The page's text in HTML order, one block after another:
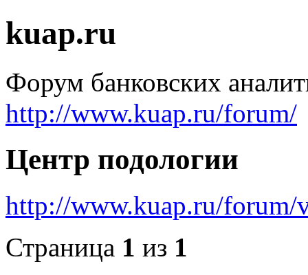
kuap.ru
Форум банковских
http://www.kuap.ru/forum/
Центр подологии
http://www.kuap.ru/
Страница 1 из 1